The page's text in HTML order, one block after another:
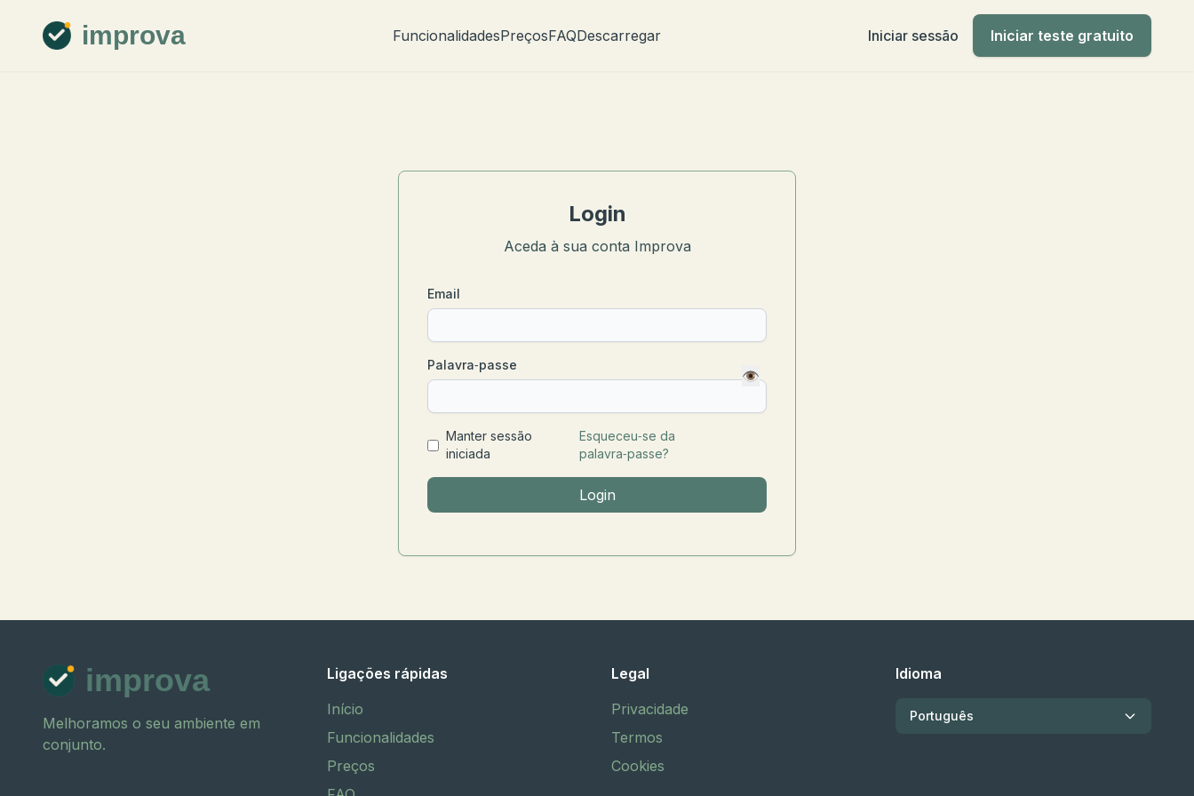
improva FuncionalidadesPreçosFAQDescarregar Iniciar sessão Iniciar teste gratuito
Login
Aceda à sua conta Improva
Email
Palavra‑passe
👁️
Manter sessão
iniciada
Esqueceu‑se da
palavra‑passe?
Login
improva
Melhoramos o seu ambiente em
conjunto.
Ligações rápidas
Início
Funcionalidades
Preços
Legal
Privacidade
Termos
Cookies
Idioma
Português